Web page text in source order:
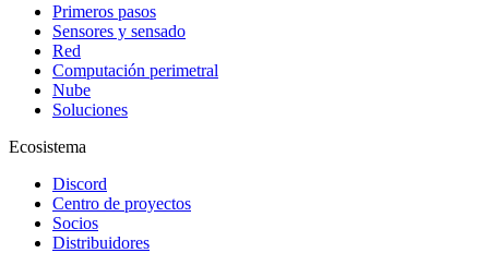
Primeros pasos
Sensores y sensado
Red
Computación perimetral
Nube
Soluciones
Ecosistema
Discord
Centro de proyectos
Socios
Distribuidores